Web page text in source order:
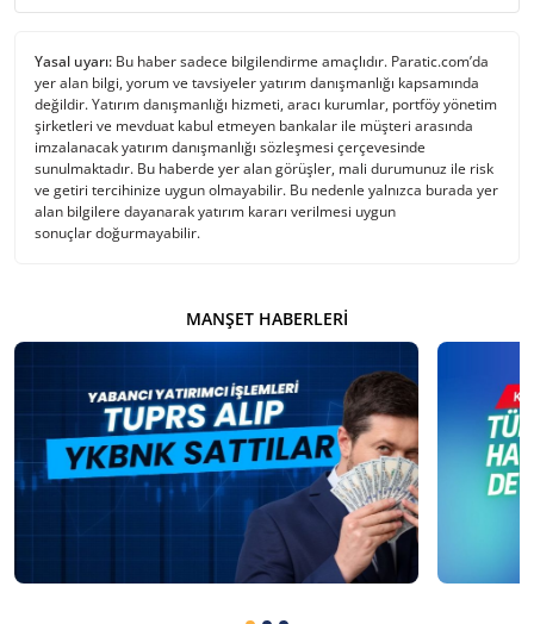
Yasal uyarı: Bu haber sadece bilgilendirme amaçlıdır. Paratic.com’da
yer alan bilgi, yorum ve tavsiyeler yatırım danışmanlığı kapsamında
değildir. Yatırım danışmanlığı hizmeti, aracı kurumlar, portföy yönetim
şirketleri ve mevduat kabul etmeyen bankalar ile müşteri arasında
imzalanacak yatırım danışmanlığı sözleşmesi çerçevesinde
sunulmaktadır. Bu haberde yer alan görüşler, mali durumunuz ile risk
ve getiri tercihinize uygun olmayabilir. Bu nedenle yalnızca burada yer
alan bilgilere dayanarak yatırım kararı verilmesi uygun
sonuçlar doğurmayabilir.
MANŞET HABERLERI